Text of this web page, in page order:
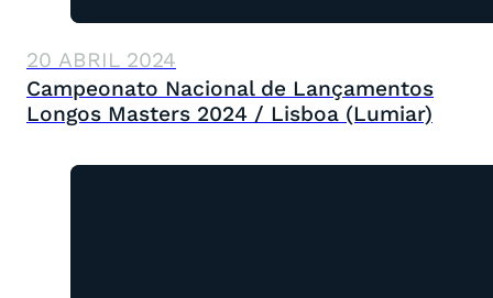
20 ABRIL 2024
Campeonato Nacional de Lançamentos
Longos Masters 2024 / Lisboa (Lumiar)